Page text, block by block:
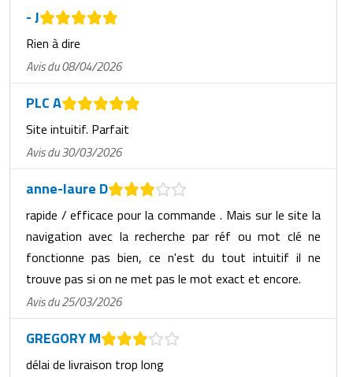
- J
Rien à dire
Avis du 08/04/2026
PLC A
Site intuitif. Parfait
Avis du 30/03/2026
anne-laure D
rapide / efficace pour la commande . Mais sur le site la
navigation avec la recherche par réf ou mot clé ne
fonctionne pas bien, ce n'est du tout intuitif il ne
trouve pas si on ne met pas le mot exact et encore.
Avis du 25/03/2026
GREGORY M
délai de livraison trop long